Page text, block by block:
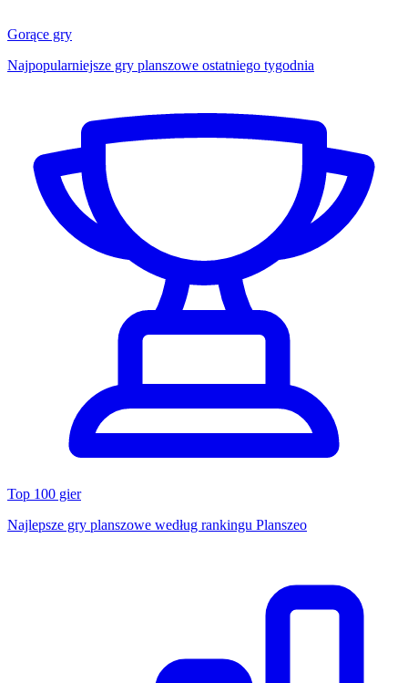
Gorące gry
Najpopularniejsze gry planszowe ostatniego tygodnia
Top 100 gier
Najlepsze gry planszowe według rankingu Planszeo